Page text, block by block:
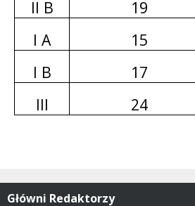
II B
19
I A
15
I B
17
III
24
Główni Redaktorzy